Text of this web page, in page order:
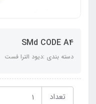
SMd CODE A4
دسته بندی :دیود الترا فست
تعداد